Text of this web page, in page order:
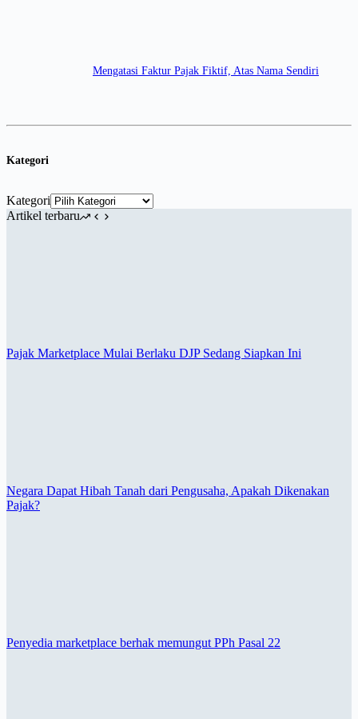
Mengatasi Faktur Pajak Fiktif, Atas Nama Sendiri
Kategori
Kategori
Artikel terbaru
Pajak Marketplace Mulai Berlaku DJP Sedang Siapkan Ini
Negara Dapat Hibah Tanah dari Pengusaha, Apakah Dikenakan
Pajak?
Penyedia marketplace berhak memungut PPh Pasal 22